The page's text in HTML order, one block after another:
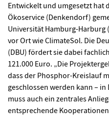
Entwickelt und umgesetzt hat
Ökoservice (Denkendorf)
Universität Hamburg-Harburg
vor Ort wie ClimateSol. Die
(DBU) fördert sie dabei
121.000 Euro. „Die
dass der Phosphor-Kreislauf
geschlossen werden kann –
muss auch ein zentrales
entsprechende